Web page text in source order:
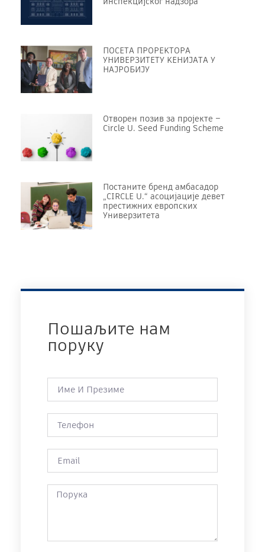
ПОСЕТА ПРОРЕKТОРА
УНИВЕРЗИТЕТУ KЕНИЈАТА У
НАЈРОБИЈУ
Отворен позив за пројекте –
Circle U. Seed Funding Scheme
Постаните бренд амбасадор
„CIRCLE U.“ асоцијације девет
престижних европских
Универзитета
Пошаљите нам
поруку